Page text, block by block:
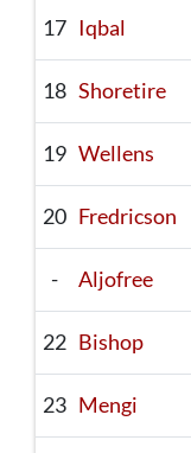
17 Iqbal
18 Shoretire
19 Wellens
20 Fredricson
- Aljofree
22 Bishop
23 Mengi